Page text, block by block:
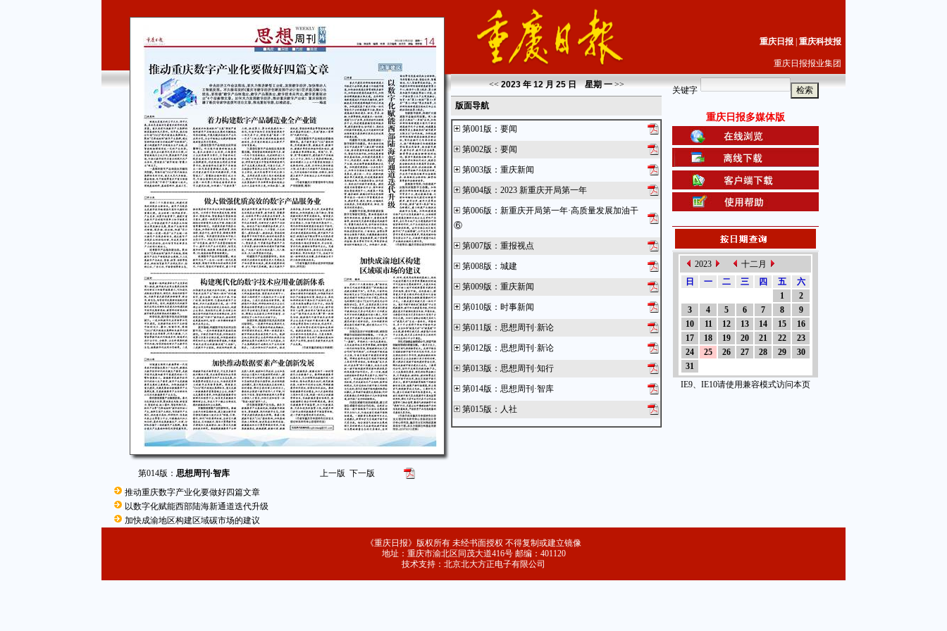
第014版： 思想周刊·智库 上一版 下一版
推动重庆数字产业化要做好四篇文章
以数字化赋能西部陆海新通道迭代升级
加快成渝地区构建区域碳市场的建议
重庆日报 重庆科技报
重庆日报报业集团
<< 2023 年 12 月 25 日 星期一 >>
版面导航
第001版 ： 要闻
第002版 ： 要闻
第003版 ： 重庆新闻
第004版 ： 2023 新重庆开局第一年
第006版 ： 新重庆开局第一年·高质量发展加油干
⑥
第007版 ： 重报视点
第008版 ： 城建
第009版 ： 重庆新闻
第010版 ： 时事新闻
第011版 ： 思想周刊·新论
第012版 ： 思想周刊·新论
第013版 ： 思想周刊·知行
第014版 ： 思想周刊·智库
第015版 ： 人社
第016版：重庆国企 攻坚克难开新局
第022版：江北观察
关键字
重庆日报多媒体版
2023
十二月
日
一 二 三 四 五
六
1
2
3
4 5 6 7 8
9
10
11 12 13 14 15
16
17
18 19 20 21 22
23
24
25 26 27 28 29
30
31
IE9、IE10请使用兼容模式访问本页
《重庆日报》版权所有 未经书面授权 不得复制或建立镜像
地址：重庆市渝北区同茂大道416号 邮编：401120
技术支持：北京北大方正电子有限公司